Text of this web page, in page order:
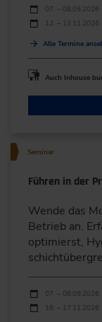
Durchführungen
Veranstaltungsdatum
07. – 08.09.2026
12. – 13.11.2026
Alle Termine
Auch Inhouse
Seminar
Führen in der
Wende das
Betrieb an.
optimierst,
Durchführungen
Veranstaltungsdatum
07. – 08.09.2026
16. – 17.11.2026